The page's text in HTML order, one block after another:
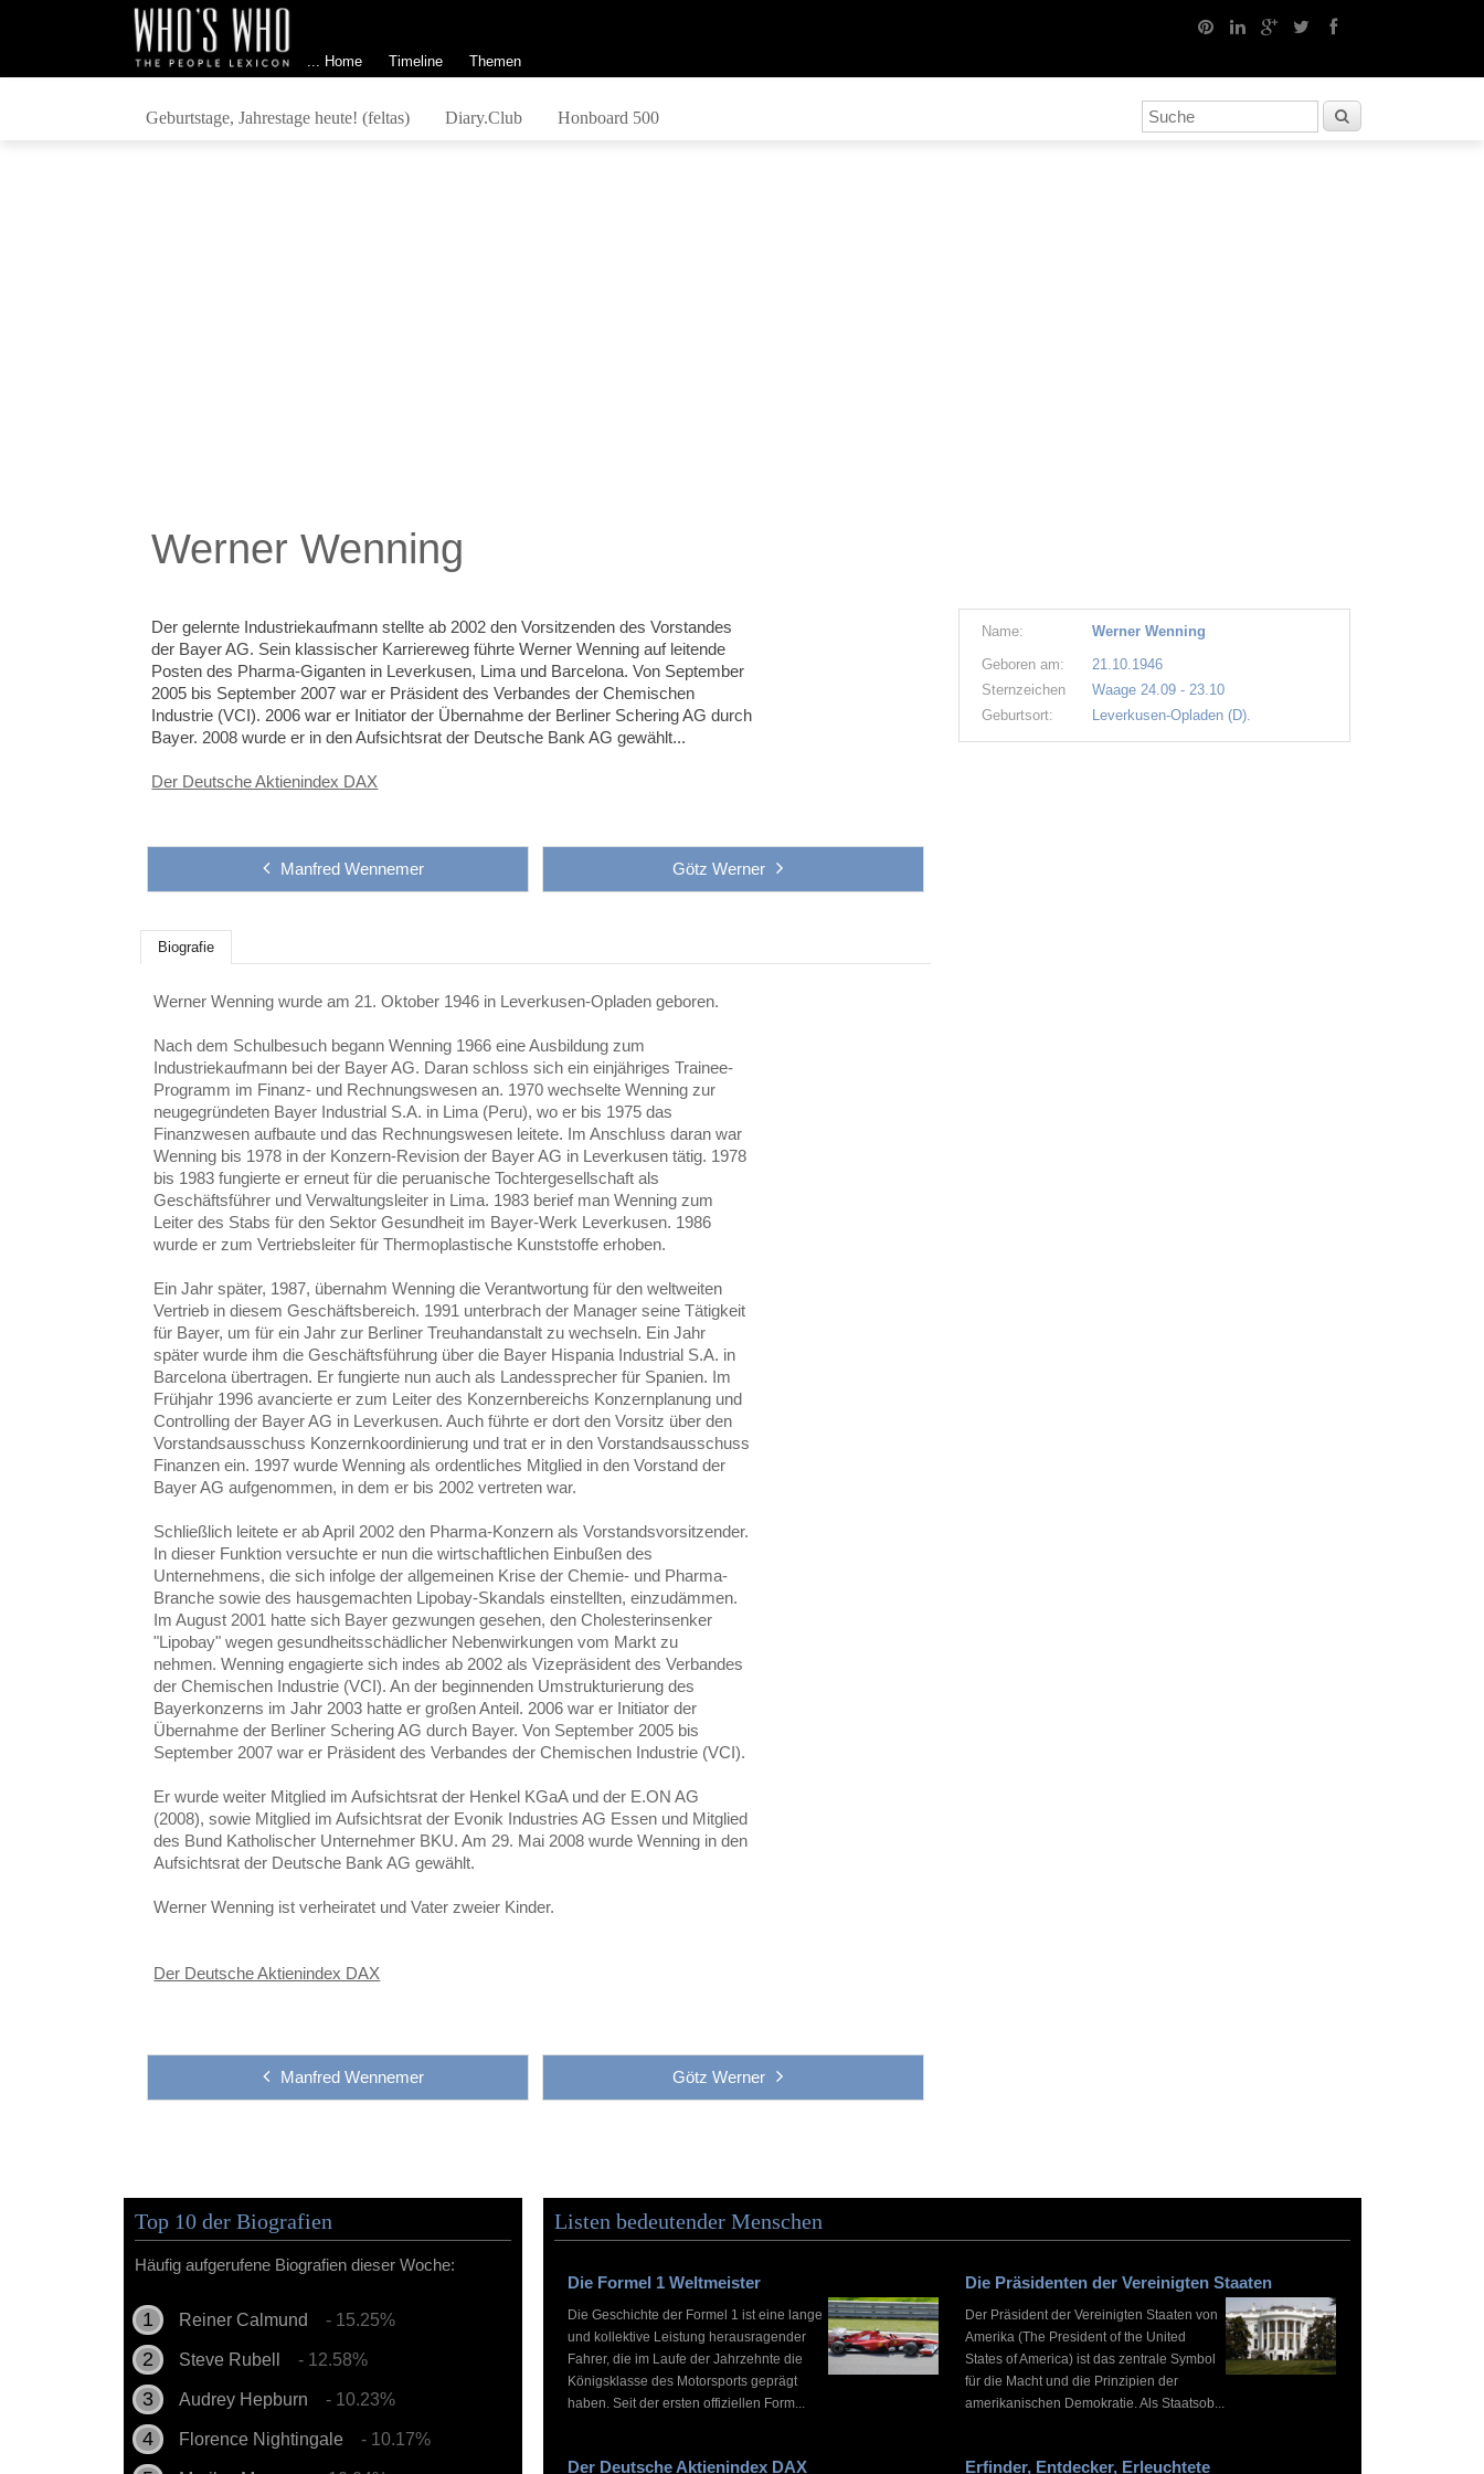
... Home Timeline Themen
Geburtstage, Jahrestage heute! (feltas) Diary.Club Honboard 500
Werner Wenning
Der gelernte Industriekaufmann stellte ab 2002 den Vorsitzenden des Vorstandes
der Bayer AG. Sein klassischer Karriereweg führte Werner Wenning auf leitende
Posten des Pharma-Giganten in Leverkusen, Lima und Barcelona. Von September
2005 bis September 2007 war er Präsident des Verbandes der Chemischen
Industrie (VCI). 2006 war er Initiator der Übernahme der Berliner Schering AG durch
Bayer. 2008 wurde er in den Aufsichtsrat der Deutsche Bank AG gewählt...
Der Deutsche Aktienindex DAX
Manfred Wennemer Götz Werner
Biografie
Werner Wenning wurde am 21. Oktober 1946 in Leverkusen-Opladen geboren.
Nach dem Schulbesuch begann Wenning 1966 eine Ausbildung zum
Industriekaufmann bei der Bayer AG. Daran schloss sich ein einjähriges Trainee-
Programm im Finanz- und Rechnungswesen an. 1970 wechselte Wenning zur
neugegründeten Bayer Industrial S.A. in Lima (Peru), wo er bis 1975 das
Finanzwesen aufbaute und das Rechnungswesen leitete. Im Anschluss daran war
Wenning bis 1978 in der Konzern-Revision der Bayer AG in Leverkusen tätig. 1978
bis 1983 fungierte er erneut für die peruanische Tochtergesellschaft als
Geschäftsführer und Verwaltungsleiter in Lima. 1983 berief man Wenning zum
Leiter des Stabs für den Sektor Gesundheit im Bayer-Werk Leverkusen. 1986
wurde er zum Vertriebsleiter für Thermoplastische Kunststoffe erhoben.
Ein Jahr später, 1987, übernahm Wenning die Verantwortung für den weltweiten
Vertrieb in diesem Geschäftsbereich. 1991 unterbrach der Manager seine Tätigkeit
für Bayer, um für ein Jahr zur Berliner Treuhandanstalt zu wechseln. Ein Jahr
später wurde ihm die Geschäftsführung über die Bayer Hispania Industrial S.A. in
Barcelona übertragen. Er fungierte nun auch als Landessprecher für Spanien. Im
Frühjahr 1996 avancierte er zum Leiter des Konzernbereichs Konzernplanung und
Controlling der Bayer AG in Leverkusen. Auch führte er dort den Vorsitz über den
Vorstandsausschuss Konzernkoordinierung und trat er in den Vorstandsausschuss
Finanzen ein. 1997 wurde Wenning als ordentliches Mitglied in den Vorstand der
Bayer AG aufgenommen, in dem er bis 2002 vertreten war.
Schließlich leitete er ab April 2002 den Pharma-Konzern als Vorstandsvorsitzender.
In dieser Funktion versuchte er nun die wirtschaftlichen Einbußen des
Unternehmens, die sich infolge der allgemeinen Krise der Chemie- und Pharma-
Branche sowie des hausgemachten Lipobay-Skandals einstellten, einzudämmen.
Im August 2001 hatte sich Bayer gezwungen gesehen, den Cholesterinsenker
"Lipobay" wegen gesundheitsschädlicher Nebenwirkungen vom Markt zu
nehmen. Wenning engagierte sich indes ab 2002 als Vizepräsident des Verbandes
der Chemischen Industrie (VCI). An der beginnenden Umstrukturierung des
Bayerkonzerns im Jahr 2003 hatte er großen Anteil. 2006 war er Initiator der
Übernahme der Berliner Schering AG durch Bayer. Von September 2005 bis
September 2007 war er Präsident des Verbandes der Chemischen Industrie (VCI).
Er wurde weiter Mitglied im Aufsichtsrat der Henkel KGaA und der E.ON AG
(2008), sowie Mitglied im Aufsichtsrat der Evonik Industries AG Essen und Mitglied
des Bund Katholischer Unternehmer BKU. Am 29. Mai 2008 wurde Wenning in den
Aufsichtsrat der Deutsche Bank AG gewählt.
Werner Wenning ist verheiratet und Vater zweier Kinder.
Der Deutsche Aktienindex DAX
Manfred Wennemer Götz Werner
Name:
Werner Wenning
Geboren am:
21.10.1946
Sternzeichen
Waage 24.09 - 23.10
Geburtsort:
Leverkusen-Opladen (D).
Top 10 der Biografien
Häufig aufgerufene Biografien dieser Woche:
Reiner Calmund - 15.25%
Steve Rubell - 12.58%
Audrey Hepburn - 10.23%
Florence Nightingale - 10.17%
Listen bedeutender Menschen
Die Formel 1 Weltmeister
Die Geschichte der Formel 1 ist eine lange
und kollektive Leistung herausragender
Fahrer, die im Laufe der Jahrzehnte die
Königsklasse des Motorsports geprägt
haben. Seit der ersten offiziellen Form...
Die Präsidenten der Vereinigten Staaten
Der Präsident der Vereinigten Staaten von
Amerika (The President of the United
States of America) ist das zentrale Symbol
für die Macht und die Prinzipien der
amerikanischen Demokratie. Als Staatsob...
Der Deutsche Aktienindex DAX Erfinder, Entdecker, Erleuchtete